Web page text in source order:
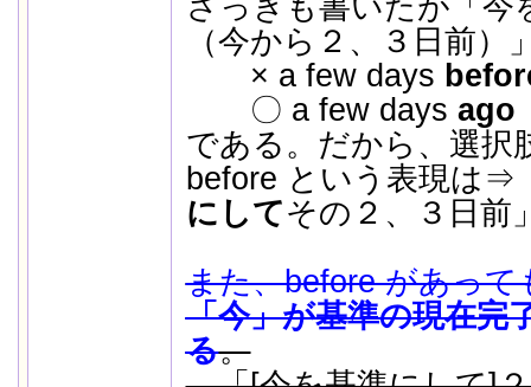
さっきも書いたが「今
（今から２、３日前
× a few days
〇 a few days ago
である。だから、選択
before という表現は⇒
にしてその２、３日前
また、before があって
「今」が基準の現在完
る。